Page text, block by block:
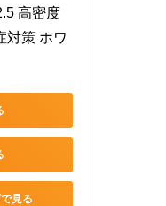
高密度
対策 ホワ
見る